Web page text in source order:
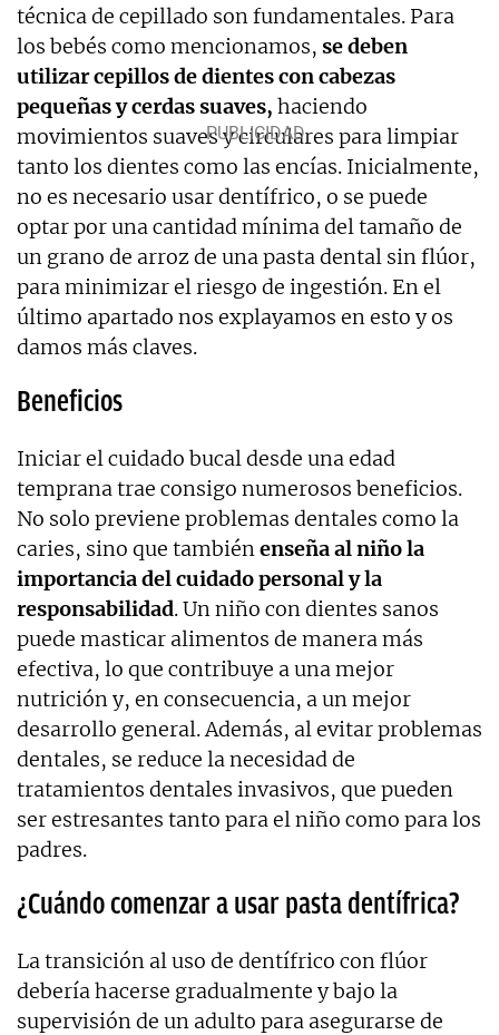
técnica de cepillado son fundamentales. Para
los bebés como mencionamos, se deben
utilizar cepillos de dientes con cabezas
pequeñas y cerdas suaves, haciendo
movimientos suaves y circulares para limpiar
tanto los dientes como las encías. Inicialmente,
no es necesario usar dentífrico, o se puede
optar por una cantidad mínima del tamaño de
un grano de arroz de una pasta dental sin flúor,
para minimizar el riesgo de ingestión. En el
último apartado nos explayamos en esto y os
damos más claves.
Beneficios
Iniciar el cuidado bucal desde una edad
temprana trae consigo numerosos beneficios.
No solo previene problemas dentales como la
caries, sino que tambiénenseña al niño la
importancia del cuidado personal y la
responsabilidad. Un niño con dientes sanos
puede masticar alimentos de manera más
efectiva, lo que contribuye a una mejor
nutrición y, en consecuencia, a un mejor
desarrollo general. Además, al evitar problemas
dentales, se reduce la necesidad de
tratamientos dentales invasivos, que pueden
ser estresantes tanto para el niño como para los
padres.
¿Cuándo comenzar a usar pasta dentífrica?
La transición al uso de dentífrico con flúor
debería hacerse gradualmente y bajo la
supervisión de un adulto para asegurarse de